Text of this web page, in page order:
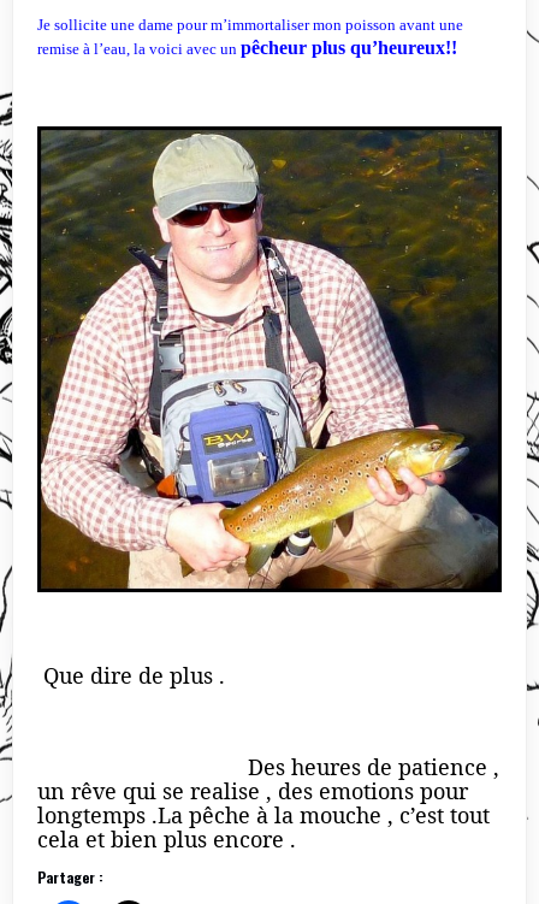
Je sollicite une dame pour m’immortaliser mon poisson avant une
remise à l’eau, la voici avec un pêcheur plus qu’heureux!!
Que dire de plus .
Des heures de patience ,
un rêve qui se realise , des emotions pour
longtemps .La pêche à la mouche , c’est tout
cela et bien plus encore .
Partager :